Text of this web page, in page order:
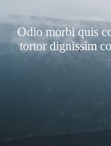
Odio morbi quis
tortor dignissim